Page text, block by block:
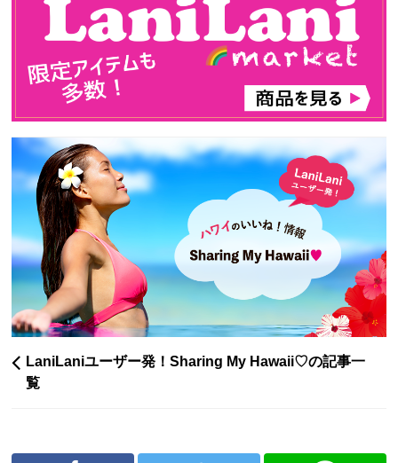
LaniLaniユーザー発！Sharing My Hawaii♡の記事一
覧